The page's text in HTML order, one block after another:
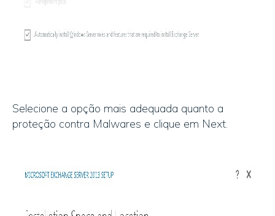
Selecione a opção mais adequada quanto a
proteção contra Malwares e clique em Next.